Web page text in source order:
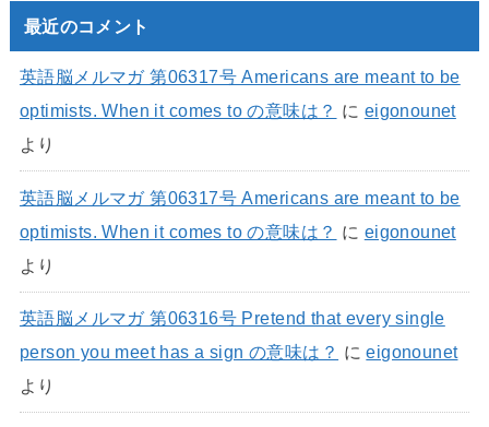
最近のコメント
英語脳メルマガ 第06317号 Americans are meant to be
optimists. When it comes to の意味は？ に eigonounet
より
英語脳メルマガ 第06317号 Americans are meant to be
optimists. When it comes to の意味は？ に eigonounet
より
英語脳メルマガ 第06316号 Pretend that every single
person you meet has a sign の意味は？ にeigonounet
より